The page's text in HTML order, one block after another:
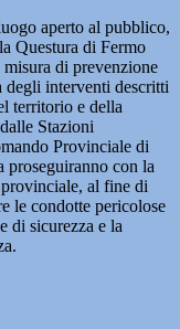
aperto al pubblico,
Questura di Fermo
di prevenzione
interventi descritti
territorio e della
Stazioni
Provinciale di
con la
al fine di
le condotte pericolose
di sicurezza e la